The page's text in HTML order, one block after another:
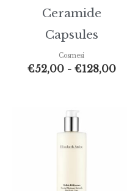
Ceramide
Capsules
Cosmesi
€52,00 - €128,00